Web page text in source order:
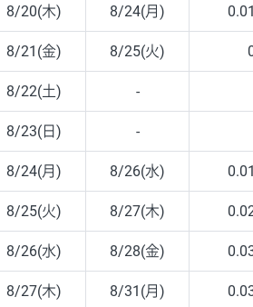
8/20(木) 8/24(月) 0.01
8/21(金) 8/25(火)
8/22(土) -
8/23(日) -
8/24(月) 8/26(水) 0.01
8/25(火) 8/27(木)
8/26(水) 8/28(金)
8/27(木) 8/31(月)